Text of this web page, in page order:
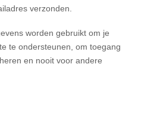
verzonden.
worden gebruikt om je
te ondersteunen, om toegang
en nooit voor andere